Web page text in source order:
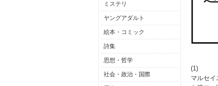
ミステリ
ヤングアダルト
絵本・コミック
詩集
思想・哲学
社会・政治・国際
(1)
マルセ